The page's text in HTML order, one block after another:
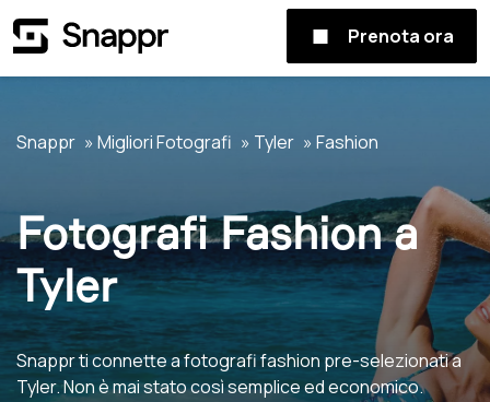
Prenota ora
Snappr Migliori Fotografi Tyler Fashion
Fotografi Fashion a
Tyler
Snappr ti connette a fotografi fashion pre-selezionati a
Tyler. Non è mai stato così semplice ed economico.